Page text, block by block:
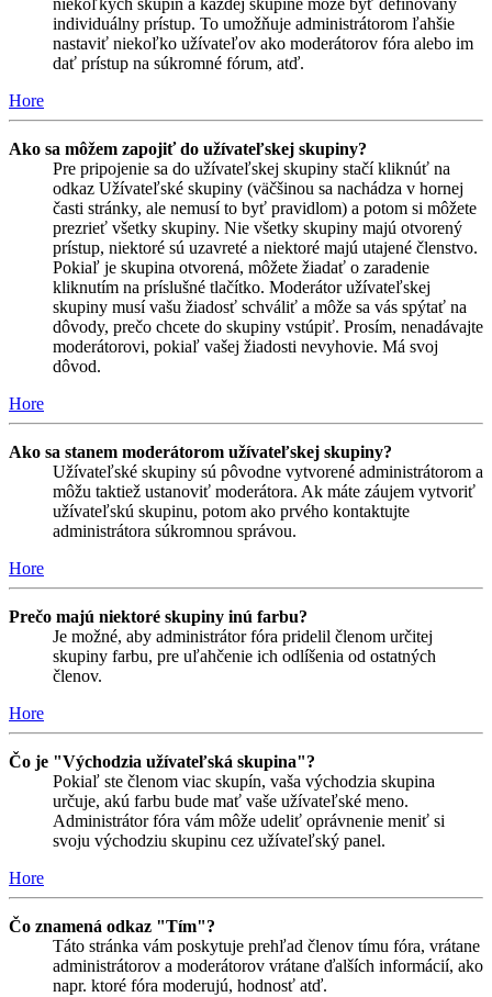
niekoľkých skupín a každej skupine môže byť definovaný
individuálny prístup. To umožňuje administrátorom ľahšie
nastaviť niekoľko užívateľov ako moderátorov fóra alebo im
dať prístup na súkromné fórum, atď.
Hore
Ako sa môžem zapojiť do užívateľskej skupiny?
Pre pripojenie sa do užívateľskej skupiny stačí kliknúť na
odkaz Užívateľské skupiny (väčšinou sa nachádza v hornej
časti stránky, ale nemusí to byť pravidlom) a potom si môžete
prezrieť všetky skupiny. Nie všetky skupiny majú otvorený
prístup, niektoré sú uzavreté a niektoré majú utajené členstvo.
Pokiaľ je skupina otvorená, môžete žiadať o zaradenie
kliknutím na príslušné tlačítko. Moderátor užívateľskej
skupiny musí vašu žiadosť schváliť a môže sa vás spýtať na
dôvody, prečo chcete do skupiny vstúpiť. Prosím, nenadávajte
moderátorovi, pokiaľ vašej žiadosti nevyhovie. Má svoj
dôvod.
Hore
Ako sa stanem moderátorom užívateľskej skupiny?
Užívateľské skupiny sú pôvodne vytvorené administrátorom a
môžu taktiež ustanoviť moderátora. Ak máte záujem vytvoriť
užívateľskú skupinu, potom ako prvého kontaktujte
administrátora súkromnou správou.
Hore
Prečo majú niektoré skupiny inú farbu?
Je možné, aby administrátor fóra pridelil členom určitej
skupiny farbu, pre uľahčenie ich odlíšenia od ostatných
členov.
Hore
Čo je "Východzia užívateľská skupina"?
Pokiaľ ste členom viac skupín, vaša východzia skupina
určuje, akú farbu bude mať vaše užívateľské meno.
Administrátor fóra vám môže udeliť oprávnenie meniť si
svoju východziu skupinu cez užívateľský panel.
Hore
Čo znamená odkaz "Tím"?
Táto stránka vám poskytuje prehľad členov tímu fóra, vrátane
administrátorov a moderátorov vrátane ďalších informácií, ako
napr. ktoré fóra moderujú, hodnosť atď.